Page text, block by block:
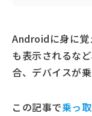
Androidに身に覚
も表示されるな
合、デバイスが
この記事で乗っ